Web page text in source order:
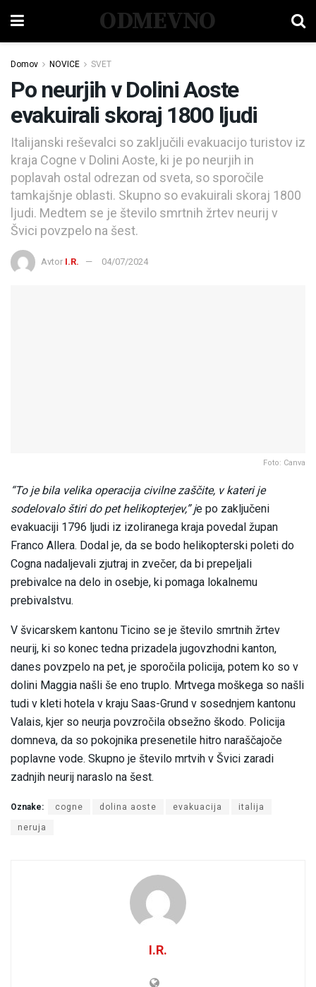
ODMEVNO
Domov NOVICE SVET
Po neurjih v Dolini Aoste
evakuirali skoraj 1800 ljudi
Italijanski reševalci so zaključili evakuacijo turistov iz
kraja Cogne v Dolini Aoste, ki je po neurjih in
poplavah ostal odrezan od sveta, so sporočile
tamkajšnje oblasti. Skupno so evakuirali skoraj 1800
ljudi. Medtem se je število smrtnih žrtev neurij v
Švici povzpelo na šest.
Avtor I.R. 04/07/2024
Foto: Canva
“To je bila velika operacija civilne zaščite, v kateri je
sodelovalo štiri do pet helikopterjev,” je po zaključeni
evakuaciji 1796 ljudi iz izoliranega kraja povedal župan
Franco Allera. Dodal je, da se bodo helikopterski poleti do
Cogna nadaljevali zjutraj in zvečer, da bi prepeljali
prebivalce na delo in osebje, ki pomaga lokalnemu
prebivalstvu.
V švicarskem kantonu Ticino se je število smrtnih žrtev
neurij, ki so konec tedna prizadela jugovzhodni kanton,
danes povzpelo na pet, je sporočila policija, potem ko so v
dolini Maggia našli še eno truplo. Mrtvega moškega so našli
tudi v kleti hotela v kraju Saas-Grund v sosednjem kantonu
Valais, kjer so neurja povzročila obsežno škodo. Policija
domneva, da so pokojnika presenetile hitro naraščajoče
poplavne vode. Skupno je število mrtvih v Švici zaradi
zadnjih neurij naraslo na šest.
Oznake: cogne dolina aoste evakuacija italija
neruja
I.R.